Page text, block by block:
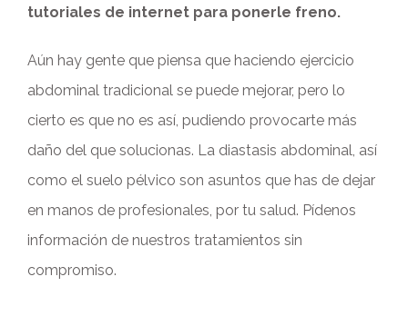
tutoriales de internet para ponerle freno.
Aún hay gente que piensa que haciendo ejercicio
abdominal tradicional se puede mejorar, pero lo
cierto es que no es así, pudiendo provocarte más
daño del que solucionas. La diastasis abdominal, así
como el suelo pélvico son asuntos que has de dejar
en manos de profesionales, por tu salud. Pídenos
información de nuestros tratamientos sin
compromiso.